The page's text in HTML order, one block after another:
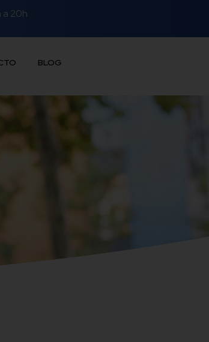
a 20h
BLOG